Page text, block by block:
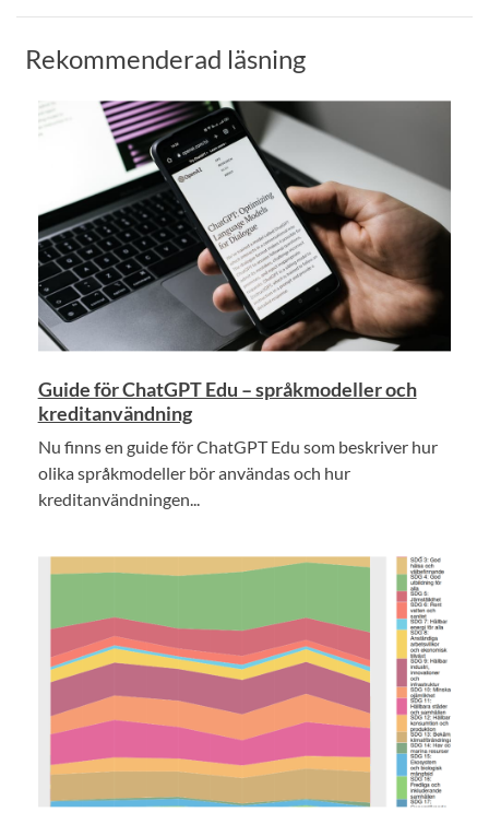
Rekommenderad läsning
Guide för ChatGPT Edu – språkmodeller och
kreditanvändning
Nu finns en guide för ChatGPT Edu som beskriver hur
olika språkmodeller bör användas och hur
kreditanvändningen...